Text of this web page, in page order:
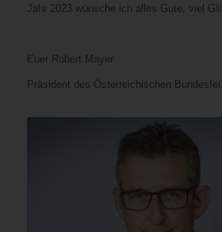
Jahr 2023 wünsche ich alles Gute, viel
Euer Robert Mayer
Präsident des Österreichischen